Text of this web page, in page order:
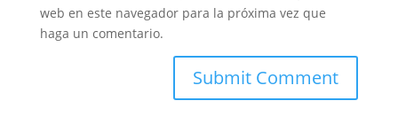
web en este navegador para la próxima vez que
haga un comentario.